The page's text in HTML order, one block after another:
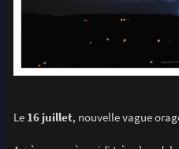
Le 16 juillet, nouvelle vague